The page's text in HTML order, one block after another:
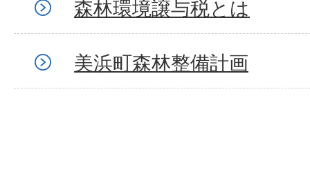
森林環境譲与税とは
美浜町森林整備計画